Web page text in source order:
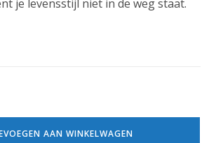
je levensstijl niet in de weg staat.
AAN WINKELWAGEN